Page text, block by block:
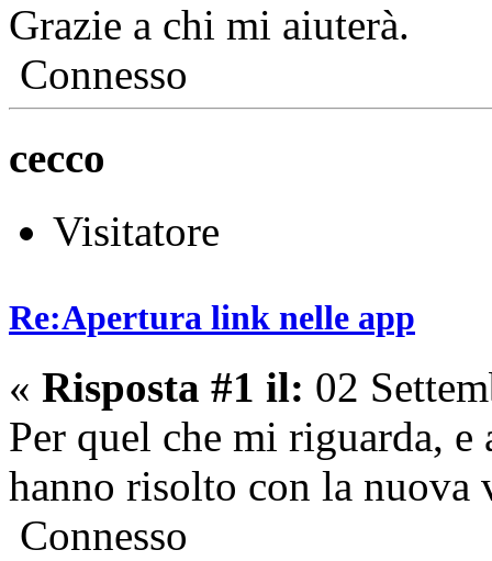
Grazie a chi mi aiuterà.
Connesso
cecco
Visitatore
Re:Apertura link nelle app
« Risposta #1 il: 02
Per quel che mi riguarda,
hanno risolto con la nuova
Connesso